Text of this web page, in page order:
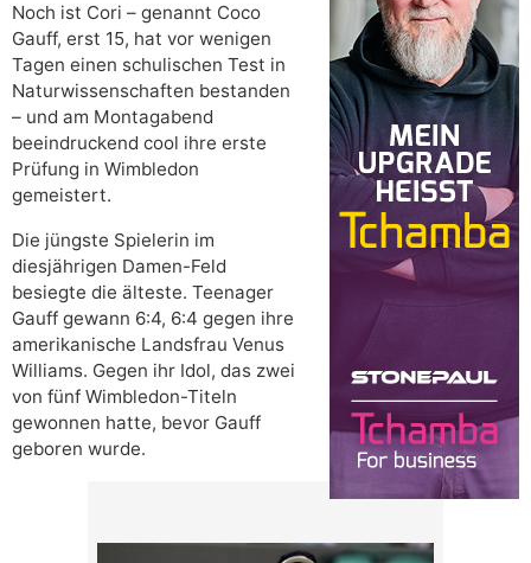
Noch ist Cori – genannt Coco
Gauff, erst 15, hat vor wenigen
Tagen einen schulischen Test in
Naturwissenschaften bestanden
– und am Montagabend
beeindruckend cool ihre erste
Prüfung in Wimbledon
gemeistert.
Die jüngste Spielerin im
diesjährigen Damen-Feld
besiegte die älteste. Teenager
Gauff gewann 6:4, 6:4 gegen ihre
amerikanische Landsfrau Venus
Williams. Gegen ihr Idol, das zwei
von fünf Wimbledon-Titeln
gewonnen hatte, bevor Gauff
geboren wurde.